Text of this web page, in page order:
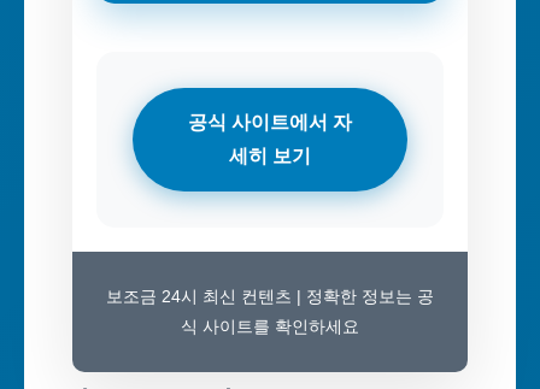
공식 사이트에서 자
세히 보기
보조금 24시 최신 컨텐츠 | 정확한 정보는 공
식 사이트를 확인하세요